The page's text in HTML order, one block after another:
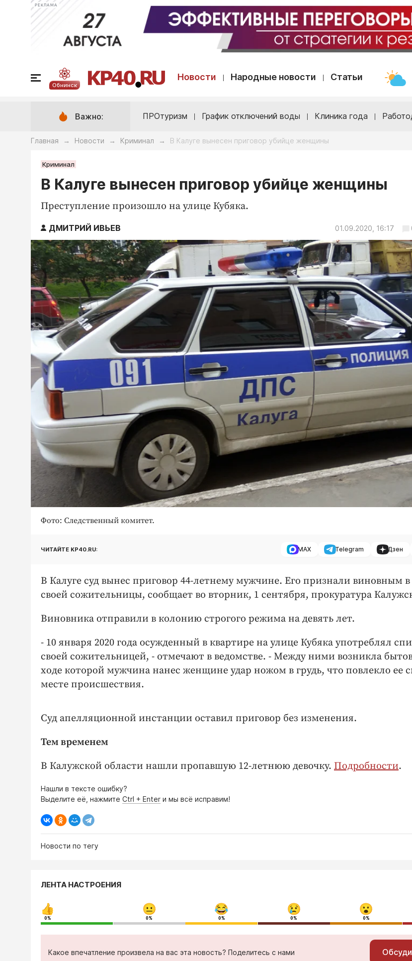
РЕКЛАМА
Обнинск
Новости Народные новости Статьи
Важно: ПРОтуризм График отключений воды Клиника года
Главная → Новости → Криминал → В Калуге вынесен приговор убийце женщины
Криминал
В Калуге вынесен приговор убийце женщины
Преступление произошло на улице Кубяка.
ДМИТРИЙ ИВЬЕВ 01.09.2020, 16:17
Фото: Следственный комитет.
ЧИТАЙТЕ KP40.RU: MAX Telegram Дзен
В Калуге суд вынес приговор 44-летнему мужчине. Его признали виновным в
своей сожительницы, сообщает во вторник, 1 сентября, прокуратура
Виновника отправили в колонию строгого режима на девять лет.
- 10 января 2020 года осужденный в квартире на улице Кубяка употреблял
своей сожительницей, - отмечают в ведомстве. - Между ними возникла
ходе которой мужчина нанес женщине удар ножом в грудь, что повлекло ее
месте происшествия.
Суд апелляционной инстанции оставил приговор без изменения.
Тем временем
В Калужской области нашли пропавшую 12-летнюю девочку. Подробности.
Нашли в тексте ошибку?
Выделите её, нажмите Ctrl + Enter и мы всё исправим!
Новости по тегу
ЛЕНТА НАСТРОЕНИЯ
0% 0% 0% 0% 0%
Какое впечатление произвела на вас эта новость? Поделитесь с нами